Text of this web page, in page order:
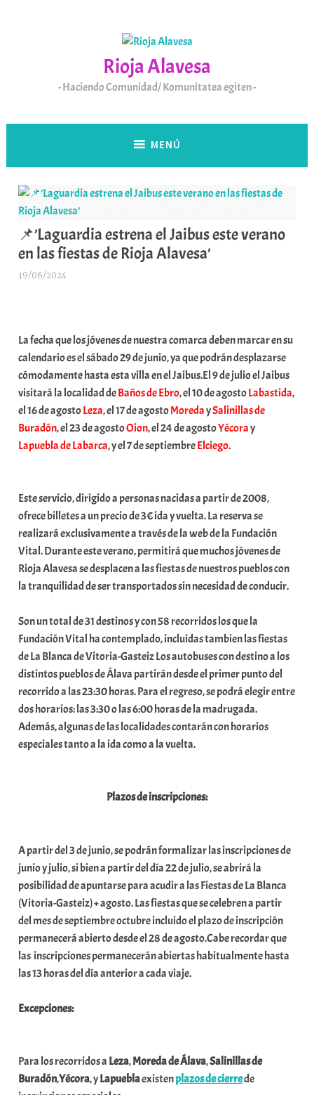
Rioja Alavesa
Haciendo Comunidad/ Komunitatea egiten
MENÚ
📌’Laguardia estrena el Jaibus este verano
en las fiestas de Rioja Alavesa’
19/06/2024
a
r
E
r
r
i
o
K
o
m
u
n
i
a
t
e
a
La fecha que los jóvenes de nuestra comarca deben marcar en su
calendario es el sábado 29 de junio, ya que podrán desplazarse
cómodamente hasta esta villa en el Jaibus.El 9 de julio el Jaibus
visitará la localidad deBaños de Ebro, el 10 de agostoLabastida,
el 16 de agostoLeza, el 17 de agostoMoredaySalinillas de
Buradón, el 23 de agostoOion, el 24 de agostoYécoray
Lapuebla de Labarca, y el 7 de septiembreElciego.
Este servicio, dirigido a personas nacidas a partir de 2008,
ofrece billetes a un precio de 3€ ida y vuelta. La reserva se
realizará exclusivamente a través de la web de la Fundación
Vital. Durante este verano, permitirá que muchos jóvenes de
Rioja Alavesa se desplacen a las fiestas de nuestros pueblos con
la tranquilidad de ser transportados sin necesidad de conducir.
Son un total de 31 destinos y con 58 recorridos los que la
Fundación Vital ha contemplado, incluidas tambien las fiestas
de La Blanca de Vitoria-Gasteiz Los autobuses con destino a los
distintos pueblos de Álava partirán desde el primer punto del
recorrido a las 23:30 horas. Para el regreso, se podrá elegir entre
dos horarios: las 3:30 o las 6:00 horas de la madrugada.
Además, algunas de las localidades contarán con horarios
especiales tanto a la ida como a la vuelta.
Plazos de inscripciones:
A partir del 3 de junio, se podrán formalizar las inscripciones de
junio y julio, si bien a partir del día 22 de julio, se abrirá la
posibilidad de apuntarse para acudir a las Fiestas de La Blanca
(Vitoria-Gasteiz) + agosto. Las fiestas que se celebren a partir
del mes de septiembre octubre incluido el plazo de inscripción
permanecerá abierto desde el 28 de agosto.Cabe recordar que
las inscripciones permanecerán abiertas habitualmente hasta
las 13 horas del día anterior a cada viaje.
Excepciones:
Para los recorridos a Leza,Moreda de Álava,Salinillas de
Buradón,Yécora, yLapueblaexistenplazos de cierrede